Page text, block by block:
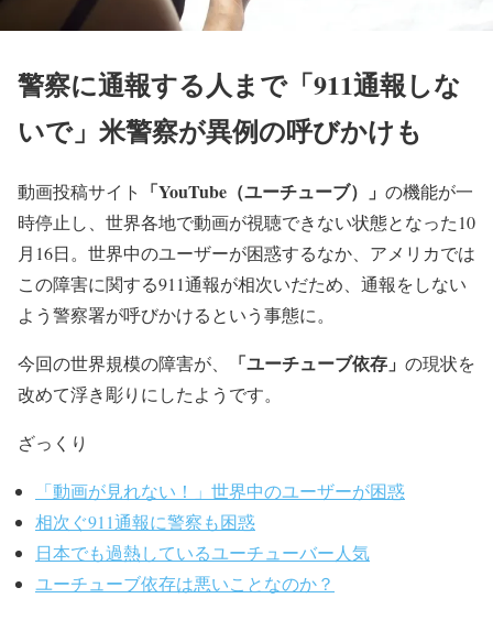
警察に通報する人まで「911通報しな
いで」米警察が異例の呼びかけも
動画投稿サイト 「YouTube（ユーチューブ）」 の機能が一
時停止し、世界各地で動画が視聴できない状態となった10
月16日。世界中のユーザーが困惑するなか、アメリカでは
この障害に関する911通報が相次いだため、通報をしない
よう警察署が呼びかけるという事態に。
今回の世界規模の障害が、 「ユーチューブ依存」 の現状を
改めて浮き彫りにしたようです。
ざっくり
「動画が見れない！」世界中のユーザーが困惑
相次ぐ911通報に警察も困惑
日本でも過熱しているユーチューバー人気
ユーチューブ依存は悪いことなのか？